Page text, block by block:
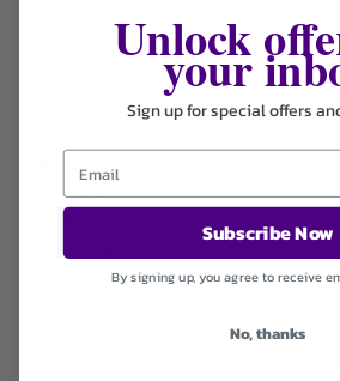
Electronics
Home & Garden
Default
Newest
Expired
Unlock
your
Sign up for special offers
Subscribe Now
By signing up, you agree to receive
No, thanks